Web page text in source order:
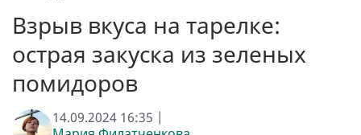
Взрыв вкуса на тарелке:
острая закуска из зеленых
помидоров
14.09.2024 16:35 |